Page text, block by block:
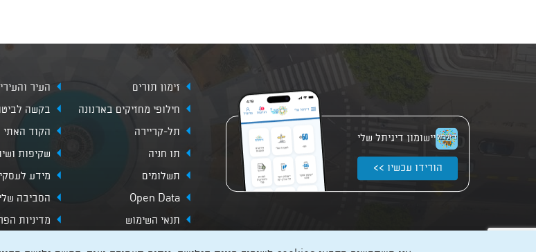
יישומון דיגיתל שלי
הורידו עכשיו >>
זימון תורים
העיר
חילופי מחזיקים בארנונה
בקשה
תל-קריירה
הקוד האתי
תו חניה
שקיפות
תשלומים
מידע
Open Data
הסביבה
תנאי השימוש מדיניות